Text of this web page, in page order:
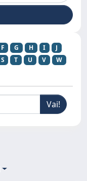
F G H I
J
S T U V
W